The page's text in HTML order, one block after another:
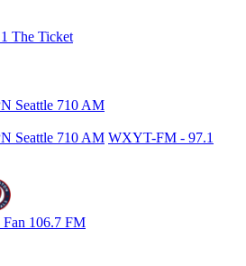
The Ticket
Seattle 710 AM
Seattle 710 AM WXYT-FM - 97.1
106.7 FM